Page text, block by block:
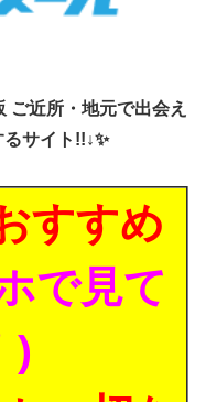
ご近所・地元で出会え
サイト!!↓✨
すすめ
で見て
)